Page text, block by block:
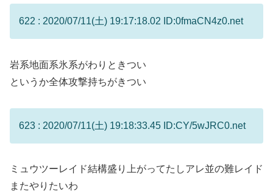
622 : 2020/07/11(土) 19:17:18.02 ID:0fmaCN4z0.net
岩系地面系氷系がわりときつい
というか全体攻撃持ちがきつい
623 : 2020/07/11(土) 19:18:33.45 ID:CY/5wJRC0.net
ミュウツーレイド結構盛り上がってたしアレ並の難レイド
またやりたいわ